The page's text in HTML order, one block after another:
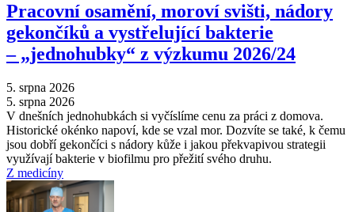
Pracovní osamění, moroví svišti, nádory
gekončíků a vystřelující bakterie
–⁠ „jednohubky“ z výzkumu 2026/24
5. srpna 2026
5. srpna 2026
V dnešních jednohubkách si vyčíslíme cenu za práci z domova.
Historické okénko napoví, kde se vzal mor. Dozvíte se také, k čemu
jsou dobří gekončíci s nádory kůže i jakou překvapivou strategii
využívají bakterie v biofilmu pro přežití svého druhu.
Z medicíny